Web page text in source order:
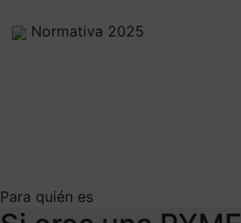
Normativa 2025
Para quién es